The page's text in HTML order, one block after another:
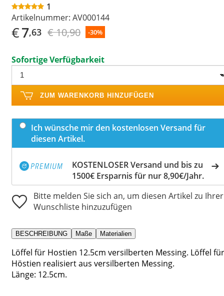
1
Artikelnummer: AV000144
€7,63 € 10,90 -30%
Sofortige Verfügbarkeit
ZUM WARENKORB HINZUFÜGEN
Ich wünsche mir den kostenlosen Versand für
diesen Artikel.
KOSTENLOSER Versand und bis zu
1500€ Ersparnis für nur 8,90€/Jahr.
Bitte melden Sie sich an, um diesen Artikel zu Ihrer
Wunschliste hinzuzufügen
BESCHREIBUNG Maße Materialien
Löffel für Hostien 12.5cm versilberten Messing. Löffel für
Höstien realisiert aus versilberten Messing.
Länge: 12.5cm.